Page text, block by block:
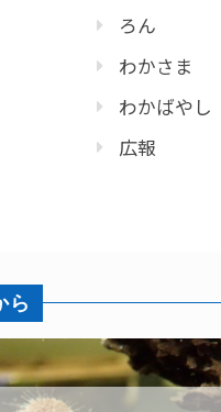
ろん
わかさま
わかばやし
広報
ら